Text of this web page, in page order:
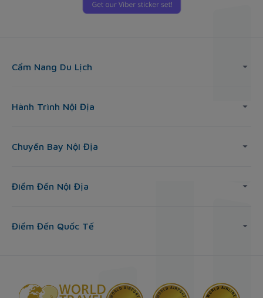
Cẩm Nang Du Lịch
Hành Trình Nội Địa
Chuyến Bay Nội Địa
Điểm Đến Nội Địa
Điểm Đến Quốc Tế